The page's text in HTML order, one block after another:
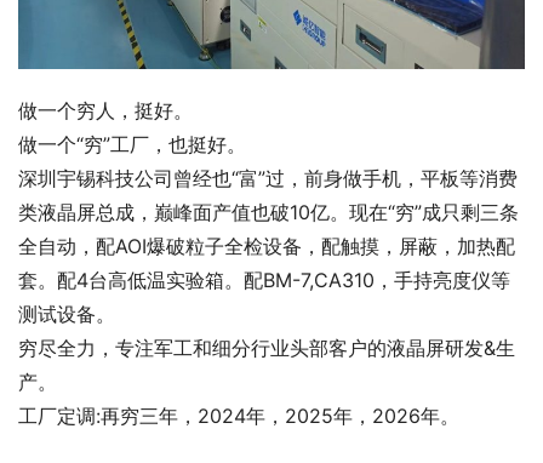
做一个穷人，挺好。
做一个“穷”工厂，也挺好。
深圳宇锡科技公司曾经也“富”过，前身做手机，平板等消费
类液晶屏总成，巅峰面产值也破10亿。现在“穷”成只剩三条
全自动，配AOI爆破粒子全检设备，配触摸，屏蔽，加热配
套。配4台高低温实验箱。配BM-7,CA310，手持亮度仪等
测试设备。
穷尽全力，专注军工和细分行业头部客户的液晶屏研发&生
产。
工厂定调:再穷三年，2024年，2025年，2026年。